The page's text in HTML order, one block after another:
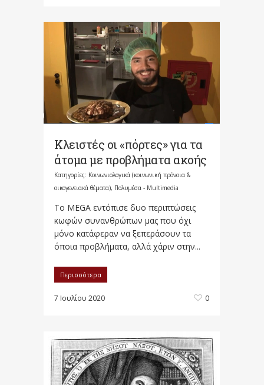
Κλειστές οι «πόρτες» για τα
άτομα με προβλήματα ακοής
Κατηγορίες: Κοινωνιολογικά (κοινωνική πρόνοια &
οικογενειακά θέματα), Πολυμέσα - Multimedia
Το MEGA εντόπισε δυο περιπτώσεις
κωφών συνανθρώπων μας που όχι
μόνο κατάφεραν να ξεπεράσουν τα
όποια προβλήματα, αλλά χάριν στην...
Περισσότερα
7 Ιουλίου 2020 0